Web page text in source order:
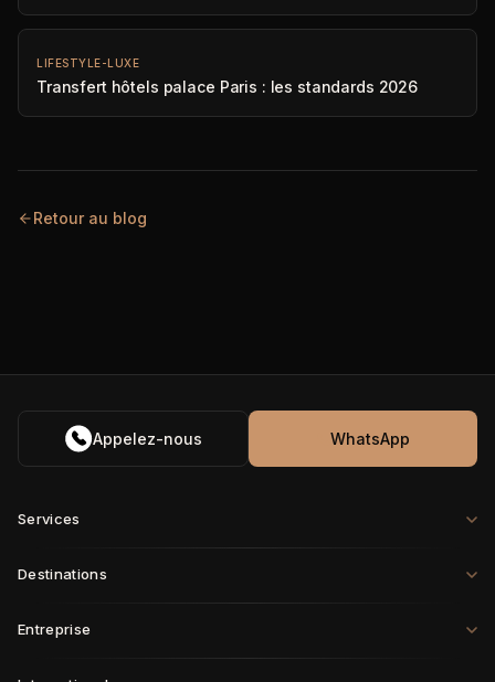
LIFESTYLE-LUXE
Transfert hôtels palace Paris : les standards 2026
Retour au blog
Appelez-nous WhatsApp
Services
Destinations
Entreprise